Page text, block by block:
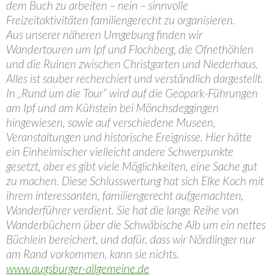
dem Buch zu arbeiten – nein – sinnvolle
Freizeitaktivitäten familiengerecht zu organisieren.
Aus unserer näheren Umgebung finden wir
Wandertouren um Ipf und Flochberg, die Ofnethöhlen
und die Ruinen zwischen Christgarten und Niederhaus.
Alles ist sauber recherchiert und verständlich dargestellt.
In „Rund um die Tour“ wird auf die Geopark-Führungen
am Ipf und am Kühstein bei Mönchsdeggingen
hingewiesen, sowie auf verschiedene Museen,
Veranstaltungen und historische Ereignisse. Hier hätte
ein Einheimischer vielleicht andere Schwerpunkte
gesetzt, aber es gibt viele Möglichkeiten, eine Sache gut
zu machen. Diese Schlusswertung hat sich Elke Koch mit
ihrem interessanten, familiengerecht aufgemachten,
Wanderführer verdient. Sie hat die lange Reihe von
Wanderbüchern über die Schwäbische Alb um ein nettes
Büchlein bereichert, und dafür, dass wir Nördlinger nur
am Rand vorkommen, kann sie nichts.
www.augsburger-allgemeine.de